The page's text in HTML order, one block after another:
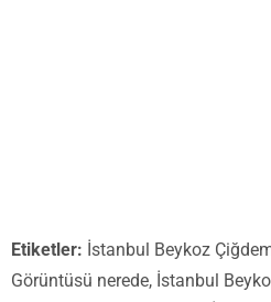
Etiketler: İstanbul Beykoz
Görüntüsü nerede, İstanbul